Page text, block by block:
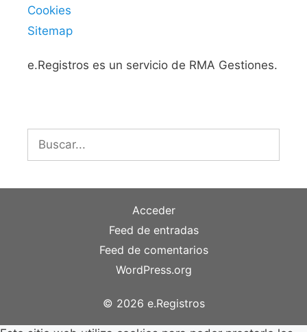
Cookies
Sitemap
e.Registros es un servicio de RMA Gestiones.
Acceder
Feed de entradas
Feed de comentarios
WordPress.org
© 2026 e.Registros